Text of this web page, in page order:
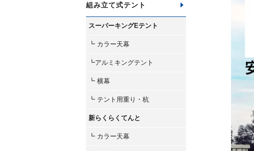
組み立て式テント
スーパーキングEテント
┗ カラー天幕
┗アルミキングテント
┗ 横幕
┗ テント用重り・杭
新らくらくてんと
┗ カラー天幕